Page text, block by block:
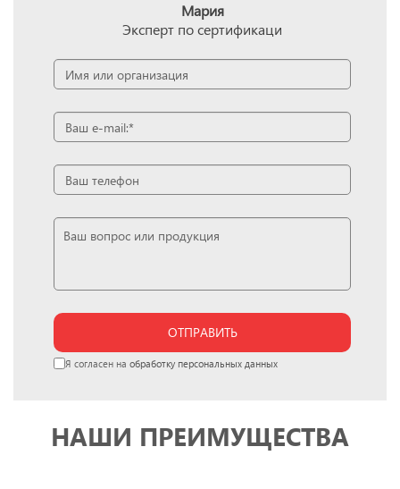
Мария
Эксперт по сертификаци
ОТПРАВИТЬ
Я согласен на обработку персональных данных
НАШИ ПРЕИМУЩЕСТВА